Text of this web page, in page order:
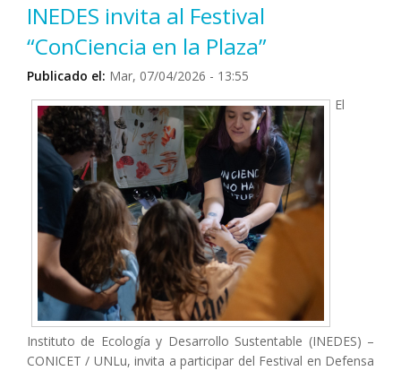
INEDES invita al Festival
“ConCiencia en la Plaza”
Publicado el: Mar, 07/04/2026 - 13:55
El
Instituto de Ecología y Desarrollo Sustentable (INEDES) –
CONICET / UNLu, invita a participar del Festival en Defensa